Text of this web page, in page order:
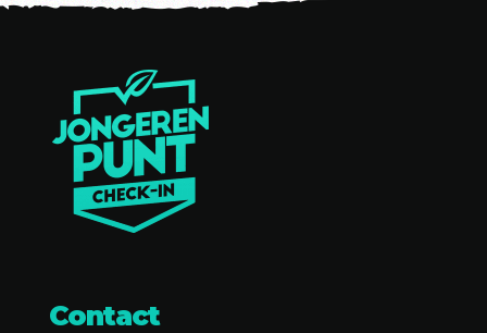
Contact